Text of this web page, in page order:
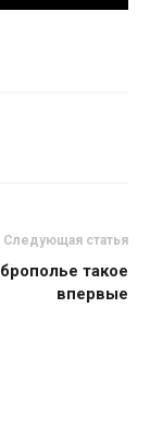
Следующая статья
такое
впервые